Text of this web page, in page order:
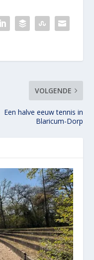
VOLGENDE
Een halve eeuw tennis in
Blaricum-Dorp